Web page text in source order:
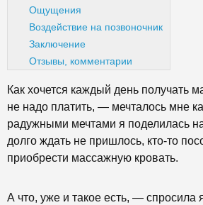
Ощущения
Воздействие на позвоночник
Заключение
Отзывы, комментарии
Как хочется каждый день получать
не надо платить, — мечталось мне
радужными мечтами я поделилась
долго ждать не пришлось, кто-то
приобрести массажную кровать.
А что, уже и такое есть, — спросила